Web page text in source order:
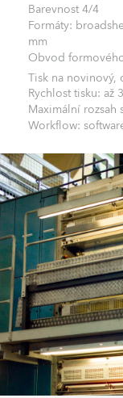
Barevnost 4/4
Formáty:
mm
Obvod
Tisk na novinový,
Rychlost tisku: až
Maximální rozsah
Workflow: